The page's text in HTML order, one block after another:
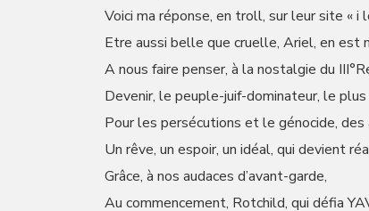
Voici ma réponse, en troll, sur leur site « i
Etre aussi belle que cruelle, Ariel, en est
A nous faire penser, à la nostalgie du
Devenir, le peuple-juif-dominateur, le
Pour les persécutions et le génocide,
Un rêve, un espoir, un idéal, qui devient
Grâce, à nos audaces d’avant-garde,
Au commencement, Rotchild, qui défia